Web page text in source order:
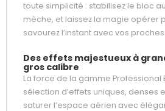
toute simplicité : stabilisez le bloc
mèche, et laissez la magie opérer
savourez l’instant avec vos proches.
Des effets majestueux à
gros calibre
La force de la gamme Professional
sélection d’effets uniques, denses
saturer l’espace aérien avec